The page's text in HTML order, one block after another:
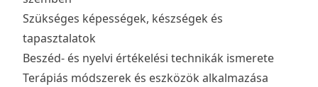
Szükséges képességek, készségek és
tapasztalatok
Beszéd- és nyelvi értékelési technikák ismerete
Terápiás módszerek és eszközök alkalmazása